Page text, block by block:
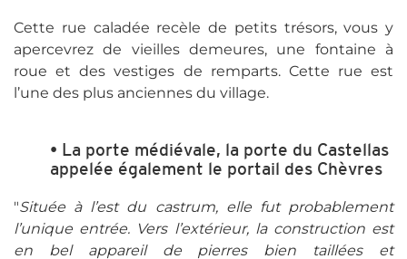
Cette rue caladée recèle de petits trésors, vous y
apercevrez de vieilles demeures, une fontaine à
roue et des vestiges de remparts. Cette rue est
l’une des plus anciennes du village.
• La porte médiévale, la porte du Castellas
appelée également le portail des Chèvres
"Située à l’est du castrum, elle fut probablement
l’unique entrée. Vers l’extérieur, la construction est
en bel appareil de pierres bien taillées et